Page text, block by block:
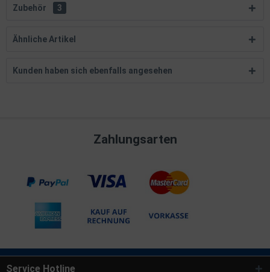
Zubehör 3
Ähnliche Artikel
Kunden haben sich ebenfalls angesehen
Zahlungsarten
Service Hotline